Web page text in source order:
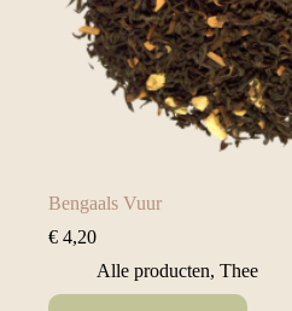
Bengaals Vuur
€ 4,20
Alle producten, Thee